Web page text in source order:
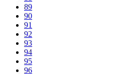
89
90
91
92
93
94
95
96